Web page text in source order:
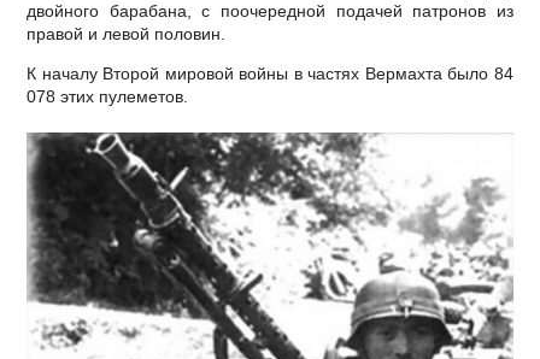
двойного барабана, с поочередной подачей патронов из
правой и левой половин.
К началу Второй мировой войны в частях Вермахта было 84
078 этих пулеметов.